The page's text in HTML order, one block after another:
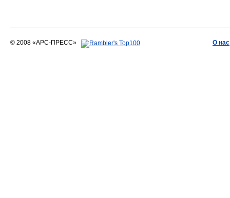
© 2008 «АРС-ПРЕСС» О нас